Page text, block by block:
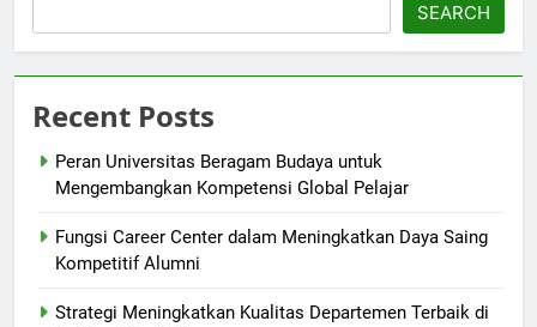
SEARCH
Recent Posts
Peran Universitas Beragam Budaya untuk
Mengembangkan Kompetensi Global Pelajar
Fungsi Career Center dalam Meningkatkan Daya Saing
Kompetitif Alumni
Strategi Meningkatkan Kualitas Departemen Terbaik di